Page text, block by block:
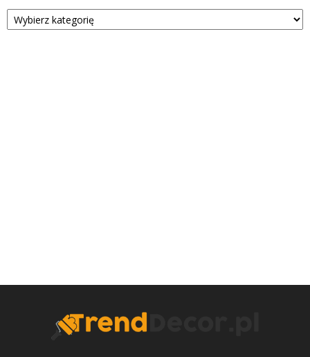
Kategorie